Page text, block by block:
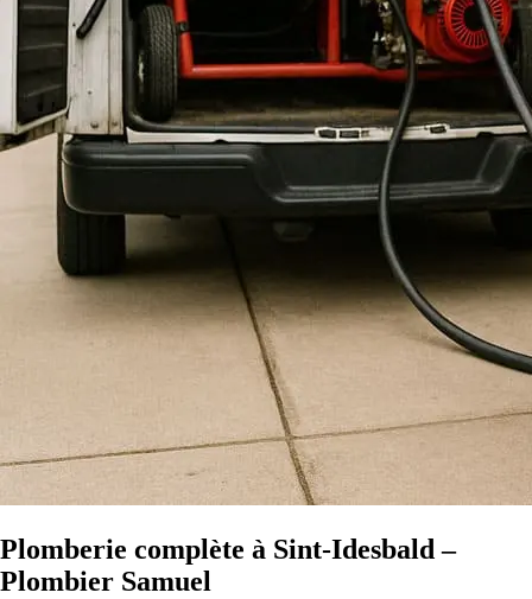
Plomberie complète à Sint-Idesbald –
Plombier Samuel